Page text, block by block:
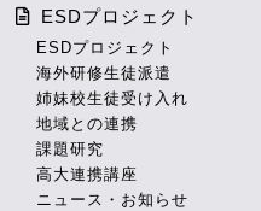
ESDプロジェクト
ESDプロジェクト
海外研修生徒派遣
姉妹校生徒受け入れ
地域との連携
課題研究
高大連携講座
ニュース・お知らせ